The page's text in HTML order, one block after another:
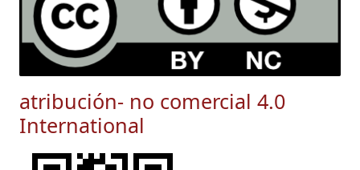
atribución- no comercial 4.0
International